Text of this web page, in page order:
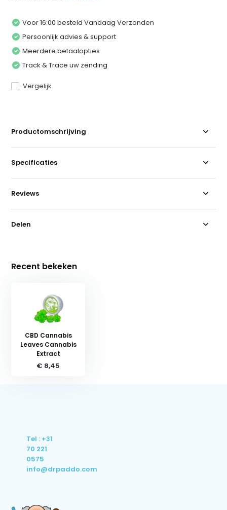
Voor 16:00 besteld Vandaag Verzonden
Persoonlijk advies & support
Meerdere betaalopties
Track & Trace uw zending
Vergelijk
Productomschrijving
Specificaties
Reviews
Delen
Recent bekeken
CBD Cannabis
Leaves Cannabis
Extract
€ 8,45
Tel : +31
70 221
0575
info@drpaddo.com